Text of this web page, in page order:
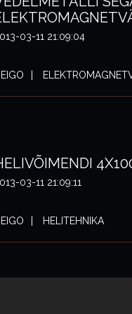
03-11 21:09:04
03-11 21:09:11
HELITEHNIKA